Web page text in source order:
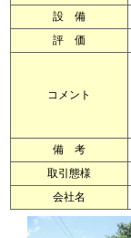
設 備
評 価
コメント
備 考
取引態様
会社名